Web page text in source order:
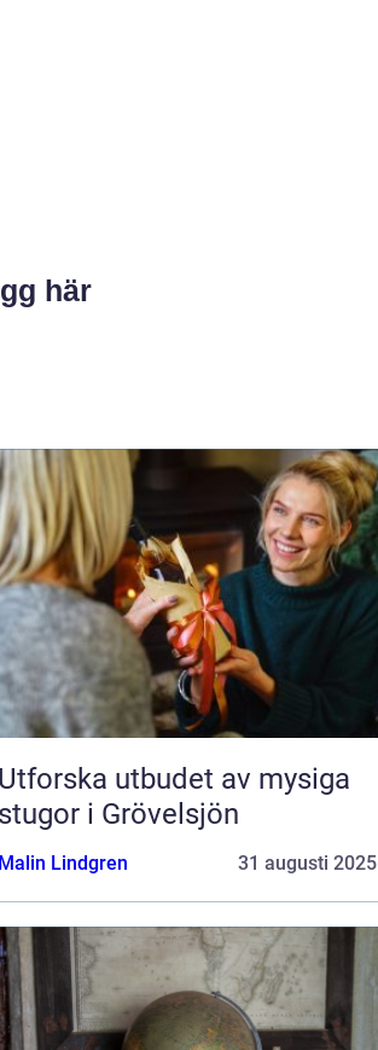
här
Utforska utbudet av mysiga
stugor i Grövelsjön
Malin Lindgren 31 augusti 2025